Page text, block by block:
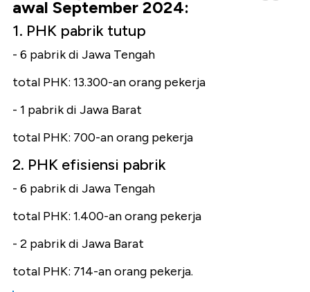
awal September 2024:
1. PHK pabrik tutup
- 6 pabrik di Jawa Tengah
total PHK: 13.300-an orang pekerja
- 1 pabrik di Jawa Barat
total PHK: 700-an orang pekerja
2. PHK efisiensi pabrik
- 6 pabrik di Jawa Tengah
total PHK: 1.400-an orang pekerja
- 2 pabrik di Jawa Barat
total PHK: 714-an orang pekerja.